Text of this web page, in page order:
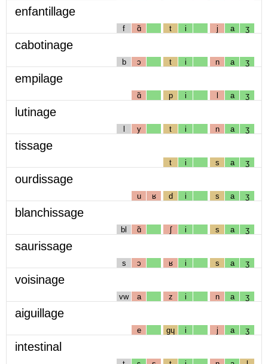
enfantillage
f ɑ̃ t i j a ʒ
cabotinage
b ɔ t i n a ʒ
empilage
ɑ̃ p i l a ʒ
lutinage
l y t i n a ʒ
tissage
t i s a ʒ
ourdissage
u ʁ d i s a ʒ
blanchissage
bl ɑ̃ ʃ i s a ʒ
saurissage
s ɔ ʁ i s a ʒ
voisinage
vw a z i n a ʒ
aiguillage
e gɥ i j a ʒ
intestinal